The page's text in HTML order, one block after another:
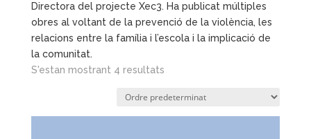
Directora del projecte Xec3. Ha publicat múltiples
obres al voltant de la prevenció de la violència, les
relacions entre la família i l’escola i la implicació de
la comunitat.
S'estan mostrant 4 resultats